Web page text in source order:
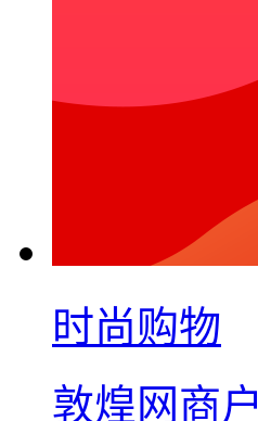
时尚购物
敦煌网商户